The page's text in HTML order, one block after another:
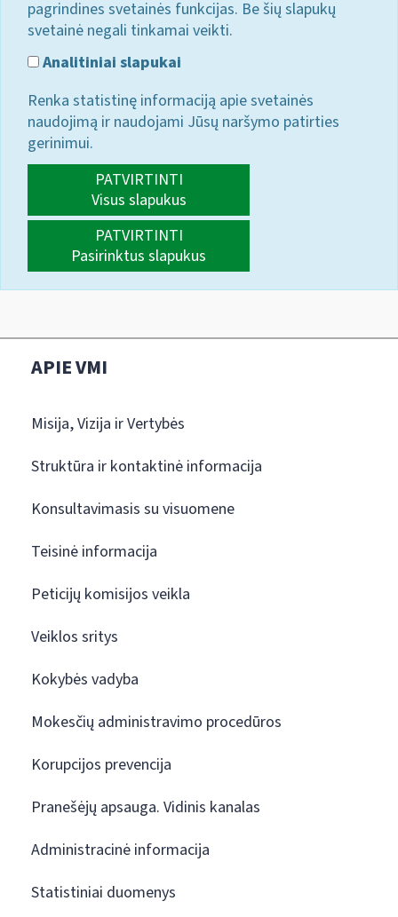
pagrindines svetainės funkcijas. Be šių slapukų
svetainė negali tinkamai veikti.
Analitiniai slapukai
Renka statistinę informaciją apie svetainės
naudojimą ir naudojami Jūsų naršymo patirties
gerinimui.
PATVIRTINTI
Visus slapukus
PATVIRTINTI
Pasirinktus slapukus
APIE VMI
Misija, Vizija ir Vertybės
Struktūra ir kontaktinė informacija
Konsultavimasis su visuomene
Teisinė informacija
Peticijų komisijos veikla
Veiklos sritys
Kokybės vadyba
Mokesčių administravimo procedūros
Korupcijos prevencija
Pranešėjų apsauga. Vidinis kanalas
Administracinė informacija
Statistiniai duomenys